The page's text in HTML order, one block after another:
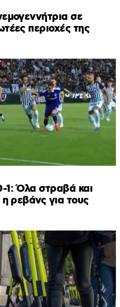
σε
περιοχές της
Όλα στραβά και
ρεβάνς για τους